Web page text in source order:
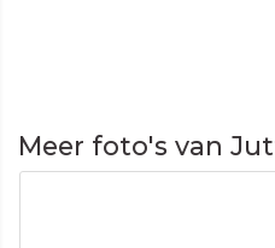
Meer foto's van